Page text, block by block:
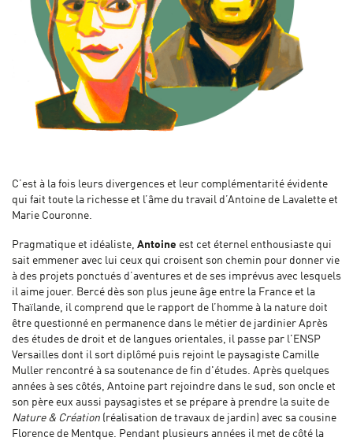
C’est à la fois leurs divergences et leur complémentarité évidente
qui fait toute la richesse et l’âme du travail d’Antoine de Lavalette et
Marie Couronne.
Pragmatique et idéaliste, Antoine est cet éternel enthousiaste qui
sait emmener avec lui ceux qui croisent son chemin pour donner vie
à des projets ponctués d’aventures et de ses imprévus avec lesquels
il aime jouer. Bercé dès son plus jeune âge entre la France et la
Thaïlande, il comprend que le rapport de l’homme à la nature doit
être questionné en permanence dans le métier de jardinier Après
des études de droit et de langues orientales, il passe par l'ENSP
Versailles dont il sort diplômé puis rejoint le paysagiste Camille
Muller rencontré à sa soutenance de fin d'études. Après quelques
années à ses côtés, Antoine part rejoindre dans le sud, son oncle et
son père eux aussi paysagistes et se prépare à prendre la suite de
Nature & Création (réalisation de travaux de jardin) avec sa cousine
Florence de Mentque. Pendant plusieurs années il met de côté la